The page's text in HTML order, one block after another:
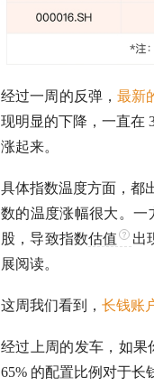
经过一周的反弹，最新
现明显的下降，一直在
涨起来。
具体指数温度方面，都
数的温度涨幅很大。一
股，导致指数估值 出
展阅读。
这周我们看到， 长钱账
经过上周的发车，如果
65% 的配置比例对于长